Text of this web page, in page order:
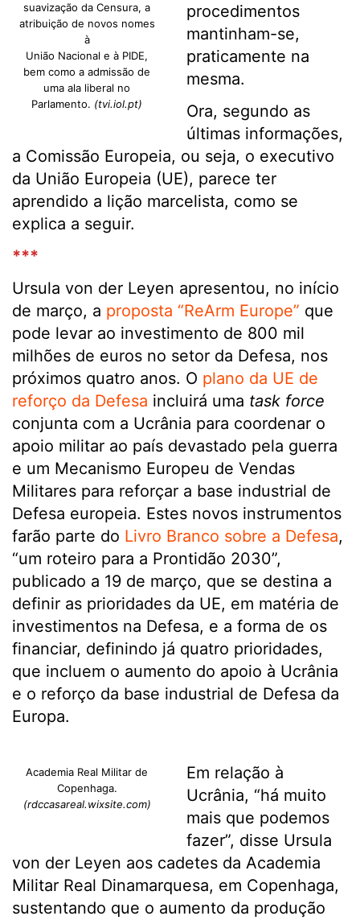
suavização da Censura, a
atribuição de novos nomes
à
União Nacional e à PIDE,
bem como a admissão de
uma ala liberal no
Parlamento. (tvi.iol.pt)
procedimentos
mantinham-se,
praticamente na
mesma.
Ora, segundo as
últimas informações,
a Comissão Europeia, ou seja, o executivo
da União Europeia (UE), parece ter
aprendido a lição marcelista, como se
explica a seguir.
***
Ursula von der Leyen apresentou, no início
de março, a proposta “ReArm Europe” que
pode levar ao investimento de 800 mil
milhões de euros no setor da Defesa, nos
próximos quatro anos. O plano da UE de
reforço da Defesa incluirá uma task force
conjunta com a Ucrânia para coordenar o
apoio militar ao país devastado pela guerra
e um Mecanismo Europeu de Vendas
Militares para reforçar a base industrial de
Defesa europeia. Estes novos instrumentos
farão parte do Livro Branco sobre a Defesa,
“um roteiro para a Prontidão 2030”,
publicado a 19 de março, que se destina a
definir as prioridades da UE, em matéria de
investimentos na Defesa, e a forma de os
financiar, definindo já quatro prioridades,
que incluem o aumento do apoio à Ucrânia
e o reforço da base industrial de Defesa da
Europa.
Academia Real Militar de
Copenhaga.
(rdccasareal.wixsite.com)
Em relação à
Ucrânia, “há muito
mais que podemos
fazer”, disse Ursula
von der Leyen aos cadetes da Academia
Militar Real Dinamarquesa, em Copenhaga,
sustentando que o aumento da produção